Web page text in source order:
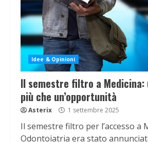
Idee & Opinioni
Il semestre filtro a Medicina:
più che un’opportunità
Asterix 1 settembre 2025
Il semestre filtro per l’accesso a
Odontoiatria era stato